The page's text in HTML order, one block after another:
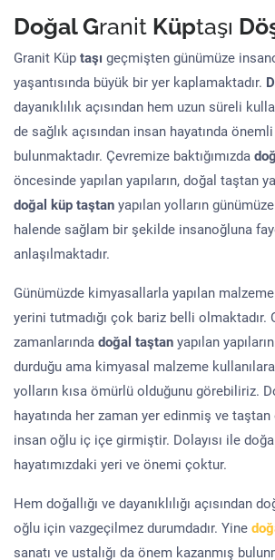
Doğal Granit Küptaşı
Granit Küp taşı geçmişten günümüze
yaşantısında büyük bir yer kaplamaktadır.
dayanıklılık açısından hem uzun süreli
de sağlık açısından insan hayatında
bulunmaktadır. Çevremize baktığımızda
öncesinde yapılan yapıların, doğal taştan
doğal küp taştan yapılan yolların
halende sağlam bir şekilde insanoğluna
anlaşılmaktadır.
Günümüzde kimyasallarla yapılan
yerini tutmadığı çok bariz belli olmaktadır.
zamanlarında doğal taştan yapılan
durduğu ama kimyasal malzeme
yolların kısa ömürlü olduğunu görebiliriz.
hayatında her zaman yer edinmiş ve
insan oğlu iç içe girmiştir. Dolayısı ile
hayatımızdaki yeri ve önemi çoktur.
Hem doğallığı ve dayanıklılığı açısından
oğlu için vazgeçilmez durumdadır. Yine
sanatı ve ustalığı da önem kazanmış